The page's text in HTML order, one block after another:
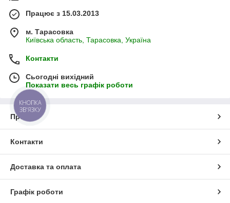
Працює з 15.03.2013
м. Тарасовка
Київська область, Тарасовка, Україна
Контакти
Сьогодні вихідний
Показати весь графік роботи
Про нас
Контакти
Доставка та оплата
Графік роботи
КНОПКА
ЗВ'ЯЗКУ